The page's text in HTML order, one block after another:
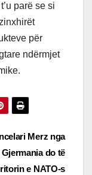
parë se si
për
ndërmjet
Merz nga
do të
e NATO-s